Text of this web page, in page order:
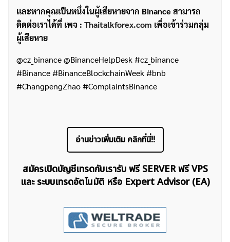
เเละหากคุณเป็นหนึ่งในผู้เสียหายจาก Binance สามารถ
ติดต่อเราได้ที่ เพจ : Thaitalkforex.com เพื่อเข้าร่วมกลุ่ม
ผู้เสียหาย
@cz_binance @BinanceHelpDesk #cz_binance
#Binance #BinanceBlockchainWeek #bnb
#ChangpengZhao #ComplaintsBinance
อ่านข่าวเพิ่มเติม คลิกที่นี่!!
สมัครเปิดบัญชีเทรดกับเรารับ ฟรี SERVER ฟรี VPS
และ ระบบเทรดอัตโนมัติ หรือ Expert Advisor (EA)